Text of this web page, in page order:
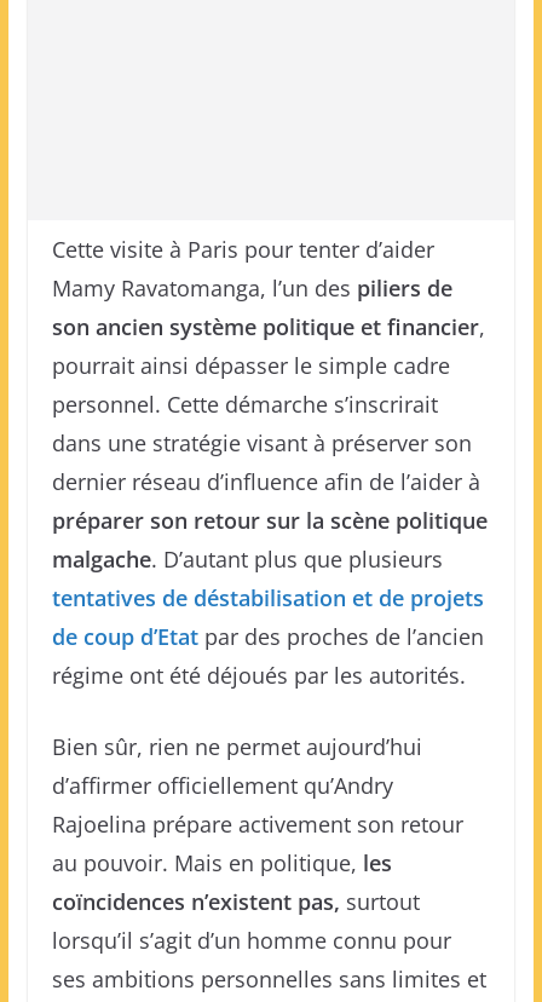
Cette visite à Paris pour tenter d’aider
Mamy Ravatomanga, l’un des piliers de
son ancien système politique et financier,
pourrait ainsi dépasser le simple cadre
personnel. Cette démarche s’inscrirait
dans une stratégie visant à préserver son
dernier réseau d’influence afin de l’aider à
préparer son retour sur la scène politique
malgache. D’autant plus que plusieurs
tentatives de déstabilisation et de projets
de coup d’Etatpar des proches de l’ancien
régime ont été déjoués par les autorités.
Bien sûr, rien ne permet aujourd’hui
d’affirmer officiellement qu’Andry
Rajoelina prépare activement son retour
au pouvoir. Mais en politique, les
coïncidences n’existent pas, surtout
lorsqu’il s’agit d’un homme connu pour
ses ambitions personnelles sans limites et